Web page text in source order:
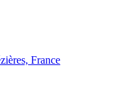
France